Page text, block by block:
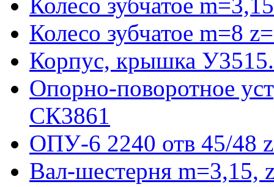
Колесо зубчатое m=8
Корпус, крышка
Опорно-поворотное
СК3861
ОПУ-6 2240 отв 45/48
Вал-шестерня m=3,15,